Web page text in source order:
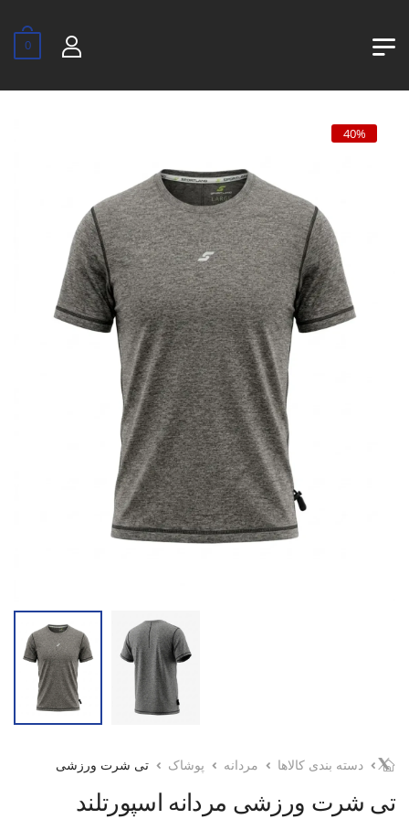
0
40%
دسته بندی کالاها مردانه پوشاک تی شرت ورزشی
تی شرت ورزشی مردانه اسپورتلند